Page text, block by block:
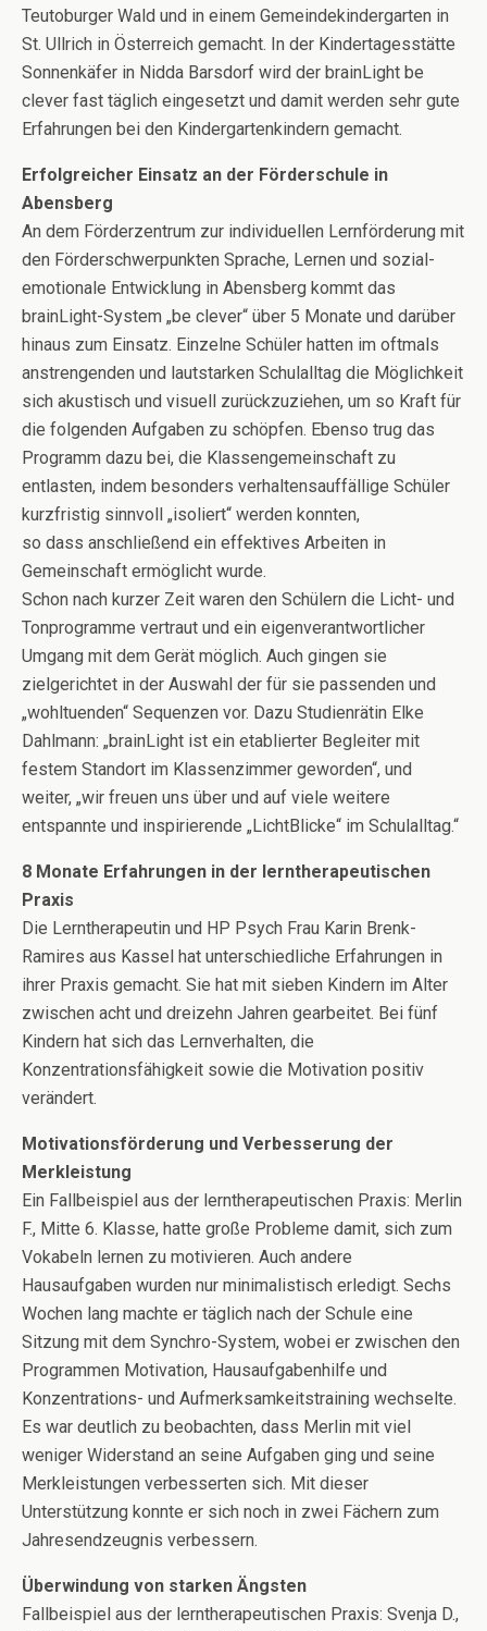
Teutoburger Wald und in einem Gemeindekindergarten in
St. Ullrich in Österreich gemacht. In der Kindertagesstätte
Sonnenkäfer in Nidda Barsdorf wird der brainLight be
clever fast täglich eingesetzt und damit werden sehr gute
Erfahrungen bei den Kindergartenkindern gemacht.
Erfolgreicher Einsatz an der Förderschule in
Abensberg
An dem Förderzentrum zur individuellen Lernförderung mit
den Förderschwerpunkten Sprache, Lernen und sozial-
emotionale Entwicklung in Abensberg kommt das
brainLight-System „be clever“ über 5 Monate und darüber
hinaus zum Einsatz. Einzelne Schüler hatten im oftmals
anstrengenden und lautstarken Schulalltag die Möglichkeit
sich akustisch und visuell zurückzuziehen, um so Kraft für
die folgenden Aufgaben zu schöpfen. Ebenso trug das
Programm dazu bei, die Klassengemeinschaft zu
entlasten, indem besonders verhaltensauffällige Schüler
kurzfristig sinnvoll „isoliert“ werden konnten,
so dass anschließend ein effektives Arbeiten in
Gemeinschaft ermöglicht wurde.
Schon nach kurzer Zeit waren den Schülern die Licht- und
Tonprogramme vertraut und ein eigenverantwortlicher
Umgang mit dem Gerät möglich. Auch gingen sie
zielgerichtet in der Auswahl der für sie passenden und
„wohltuenden“ Sequenzen vor. Dazu Studienrätin Elke
Dahlmann: „brainLight ist ein etablierter Begleiter mit
festem Standort im Klassenzimmer geworden“, und
weiter, „wir freuen uns über und auf viele weitere
entspannte und inspirierende „LichtBlicke“ im Schulalltag.“
8 Monate Erfahrungen in der lerntherapeutischen
Praxis
Die Lerntherapeutin und HP Psych Frau Karin Brenk-
Ramires aus Kassel hat unterschiedliche Erfahrungen in
ihrer Praxis gemacht. Sie hat mit sieben Kindern im Alter
zwischen acht und dreizehn Jahren gearbeitet. Bei fünf
Kindern hat sich das Lernverhalten, die
Konzentrationsfähigkeit sowie die Motivation positiv
verändert.
Motivationsförderung und Verbesserung der
Merkleistung
Ein Fallbeispiel aus der lerntherapeutischen Praxis: Merlin
F., Mitte 6. Klasse, hatte große Probleme damit, sich zum
Vokabeln lernen zu motivieren. Auch andere
Hausaufgaben wurden nur minimalistisch erledigt. Sechs
Wochen lang machte er täglich nach der Schule eine
Sitzung mit dem Synchro-System, wobei er zwischen den
Programmen Motivation, Hausaufgabenhilfe und
Konzentrations- und Aufmerksamkeitstraining wechselte.
Es war deutlich zu beobachten, dass Merlin mit viel
weniger Widerstand an seine Aufgaben ging und seine
Merkleistungen verbesserten sich. Mit dieser
Unterstützung konnte er sich noch in zwei Fächern zum
Jahresendzeugnis verbessern.
Überwindung von starken Ängsten
Fallbeispiel aus der lerntherapeutischen Praxis: Svenja D.,